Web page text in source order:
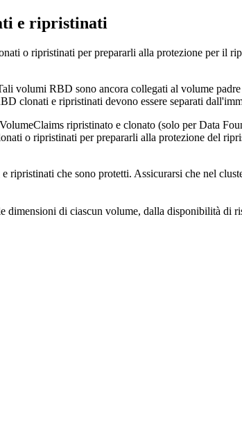
e ripristinati
o ripristinati per prepararli alla protezione per il
RBD sono ancora collegati al volume
clonati e ripristinati devono essere separati
ripristinato e clonato (solo per Data
o ripristinati per prepararli alla protezione del
che sono protetti. Assicurarsi che nel
di ciascun volume, dalla disponibilità di